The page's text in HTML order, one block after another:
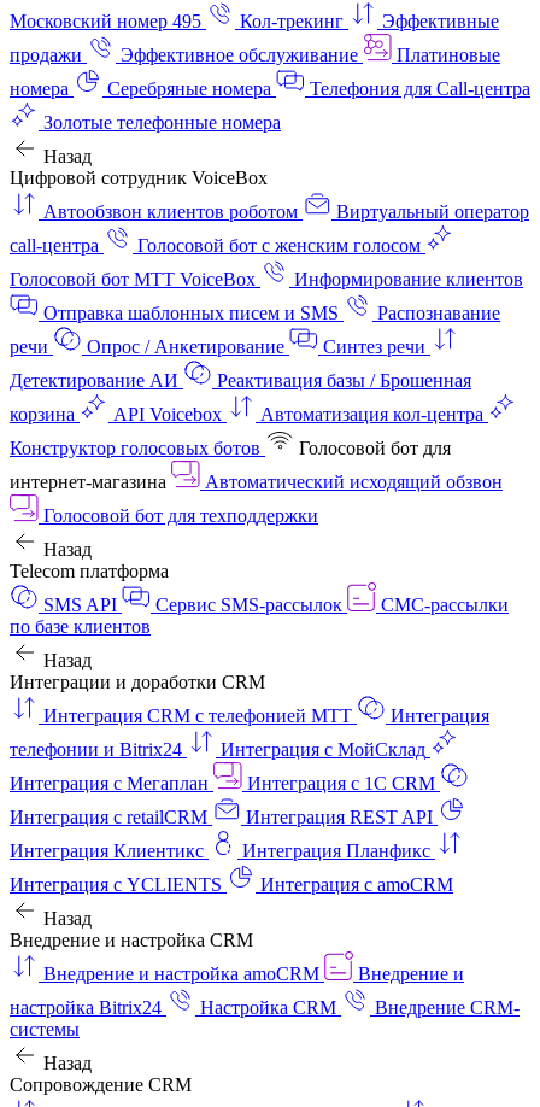
Московский номер 495
Кол-трекинг
Эффективные
продажи
Эффективное обслуживание
Платиновые
номера
Серебряные номера
Телефония для Call-центра
Золотые телефонные номера
Назад
Цифровой сотрудник VoiceBox
Автообзвон клиентов роботом
Виртуальный оператор
call-центра
Голосовой бот с женским голосом
Голосовой бот МТТ VoiceBox
Информирование клиентов
Отправка шаблонных писем и SMS
Распознавание
речи
Опрос / Анкетирование
Синтез речи
Детектирование АИ
Реактивация базы / Брошенная
корзина
API Voicebox
Автоматизация кол‑центра
Конструктор голосовых ботов
Голосовой бот для
интернет‑магазина
Автоматический исходящий обзвон
Голосовой бот для техподдержки
Назад
Telecom платформа
SMS API
Сервис SMS-рассылок
СМС-рассылки
по базе клиентов
Назад
Интеграции и доработки CRM
Интеграция CRM с телефонией МТТ
Интеграция
телефонии и Bitrix24
Интеграция с МойСклад
Интеграция с Мегаплан
Интеграция с 1C CRM
Интеграция с retailCRM
Интеграция REST API
Интеграция Клиентикс
Интеграция Планфикс
Интеграция с YCLIENTS
Интеграция с amoCRM
Назад
Внедрение и настройка CRM
Внедрение и настройка amoCRM
Внедрение и
настройка Bitrix24
Настройка CRM
Внедрение CRM-
системы
Назад
Сопровождение CRM